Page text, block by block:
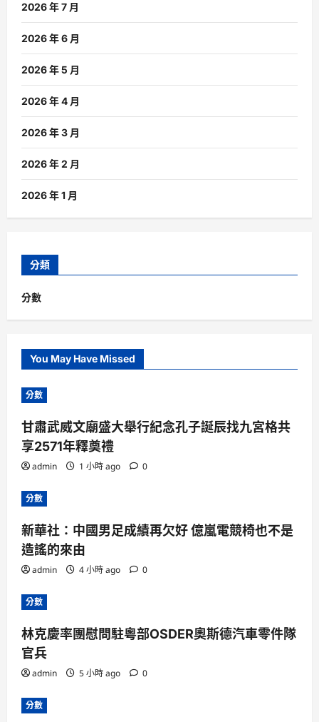
2026 年 7 月
2026 年 6 月
2026 年 5 月
2026 年 4 月
2026 年 3 月
2026 年 2 月
2026 年 1 月
分類
分數
You May Have Missed
分數
甘肅武威文廟盛大舉行紀念孔子誕辰找九宮格共
享2571年釋奠禮
admin 1 小時 ago 0
分數
新華社：中國男足成績再欠好 億嵐電競椅也不是
造謠的來由
admin 4 小時 ago 0
分數
林克慶率團慰問駐粵部OSDER奧斯德汽車零件隊
官兵
admin 5 小時 ago 0
分數